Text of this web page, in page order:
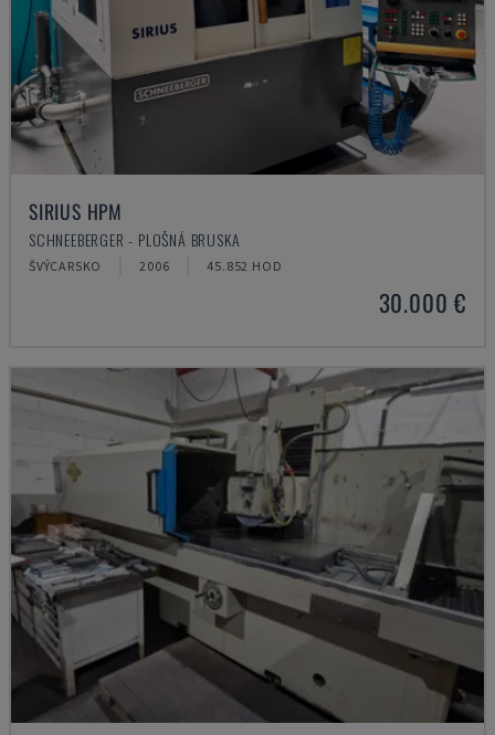
SIRIUS HPM
SCHNEEBERGER - PLOŠNÁ BRUSKA
ŠVÝCARSKO 2006 45.852 HOD
30.000 €